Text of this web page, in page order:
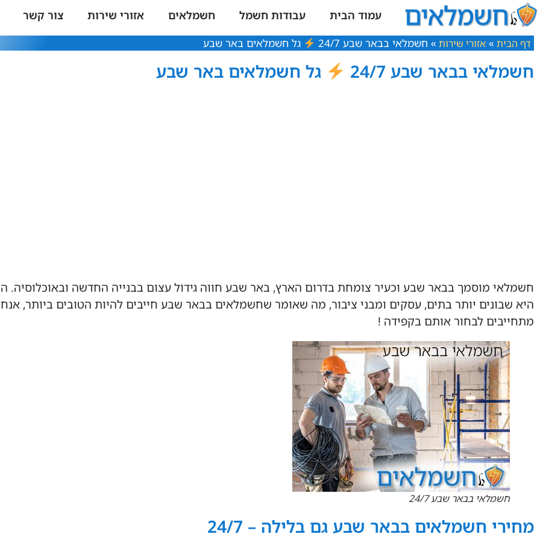
עמוד הבית עבודות חשמל חשמלאים אזורי שירות צור קשר
דף הבית » אזורי שירות » חשמלאי בבאר שבע 24/7 גל חשמלאים באר שבע
חשמלאי בבאר שבע 24/7 גל חשמלאים באר שבע
חשמלאי מוסמך בבאר שבע וכעיר צומחת בדרום הארץ, באר שבע חווה גידול עצום בבנייה החדשה ובאוכלוסיה.
היא שבונים יותר בתים, עסקים ומבני ציבור, מה שאומר שחשמלאים בבאר שבע חייבים להיות הטובים ביותר,
מתחייבים לבחור אותם בקפידה !
חשמלאי בבאר שבע 24/7
מחירי חשמלאים בבאר שבע גם בלילה – 24/7